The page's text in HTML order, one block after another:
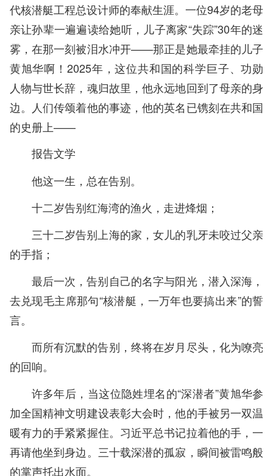
代核潜艇工程总设计师的奉献生涯。一位94岁的老母
亲让孙辈一遍遍读给她听，儿子离家“失踪”30年的迷
雾，在那一刻被泪水冲开——那正是她最牵挂的儿子
黄旭华啊！2025年，这位共和国的科学巨子、功勋
人物与世长辞，魂归故里，他永远地回到了母亲的身
边。人们传颂着他的事迹，他的英名已镌刻在共和国
的史册上——
报告文学
他这一生，总在告别。
十二岁告别红海湾的渔火，走进烽烟；
三十二岁告别上海的家，女儿的乳牙未咬过父亲
的手指；
最后一次，告别自己的名字与阳光，潜入深海，
去兑现毛主席那句“核潜艇，一万年也要搞出来”的誓
言。
而所有沉默的告别，终将在岁月尽头，化为嘹亮
的回响。
许多年后，当这位隐姓埋名的“深潜者”黄旭华参
加全国精神文明建设表彰大会时，他的手被另一双温
暖有力的手紧紧握住。习近平总书记拉着他的手，一
再请他坐到身边。三十载深潜的孤寂，瞬间被雷鸣般
的掌声托出水面。